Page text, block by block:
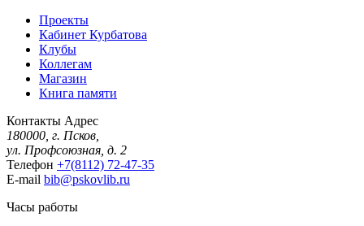
Проекты
Кабинет Курбатова
Клубы
Коллегам
Магазин
Книга памяти
Контакты Адрес
180000, г. Псков,
ул. Профсоюзная, д. 2
Телефон +7(8112) 72-47-35
E-mail bib@pskovlib.ru
Часы работы